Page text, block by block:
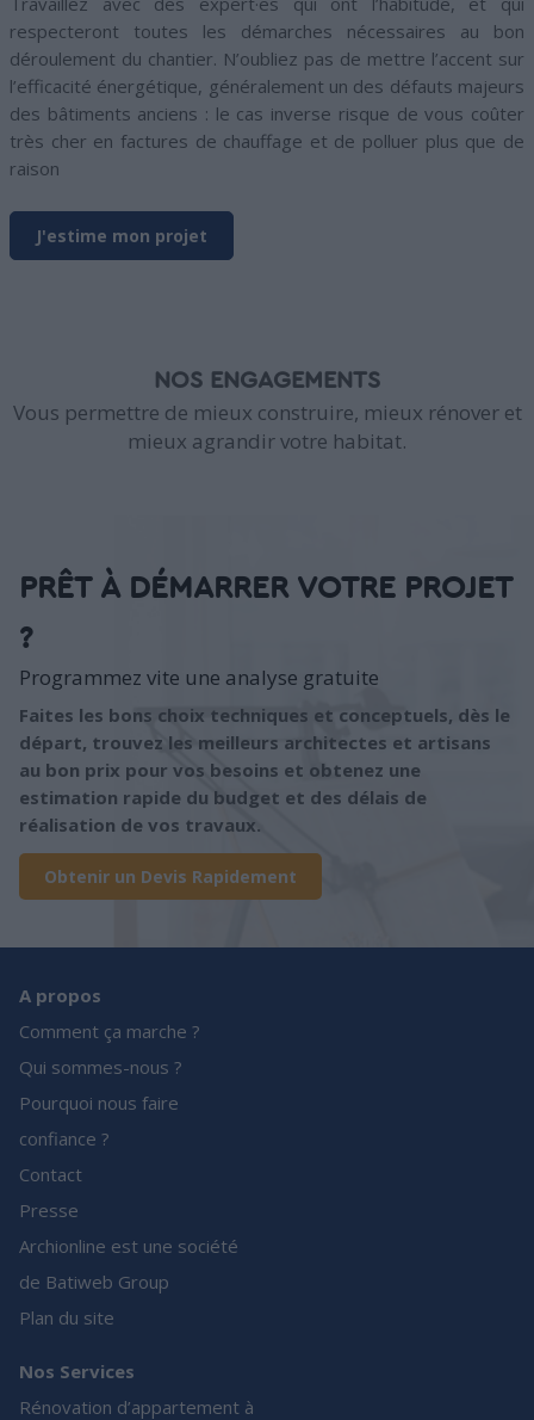
respecteront toutes les démarches nécessaires au bon
déroulement du chantier. N’oubliez pas de mettre l’accent sur
l’efficacité énergétique, généralement un des défauts majeurs
des bâtiments anciens : le cas inverse risque de vous coûter
très cher en factures de chauffage et de polluer plus que de
raison
J'estime mon projet
NOS ENGAGEMENTS
Vous permettre de mieux construire, mieux rénover et
mieux agrandir votre habitat.
PRÊT À DÉMARRER VOTRE PROJET
?
Programmez vite une analyse gratuite
Faites les bons choix techniques et conceptuels, dès le
départ, trouvez les meilleurs architectes et artisans
au bon prix pour vos besoins et obtenez une
estimation rapide du budget et des délais de
réalisation de vos travaux.
Obtenir un Devis Rapidement
A propos
Comment ça marche ?
Qui sommes-nous ?
Pourquoi nous faire
confiance ?
Contact
Presse
Archionline est une société
de Batiweb Group
Plan du site
Nos Services
Rénovation d’appartement à